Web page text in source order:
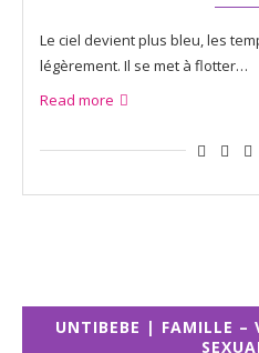
Le ciel devient plus bleu, les
légèrement. Il se met à flotter…
Read more
UNTIBEBE | FAMILLE –